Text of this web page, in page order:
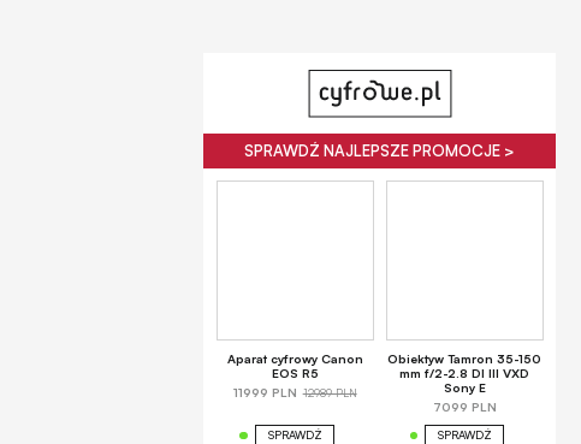
SPRAWDŹ NAJLEPSZE PROMOCJE >
Aparat cyfrowy Canon
EOS R5
11999 PLN 12989 PLN
SPRAWDŹ
Obiektyw Tamron 35-150
mm f/2-2.8 DI III VXD
Sony E
7099 PLN
SPRAWDŹ